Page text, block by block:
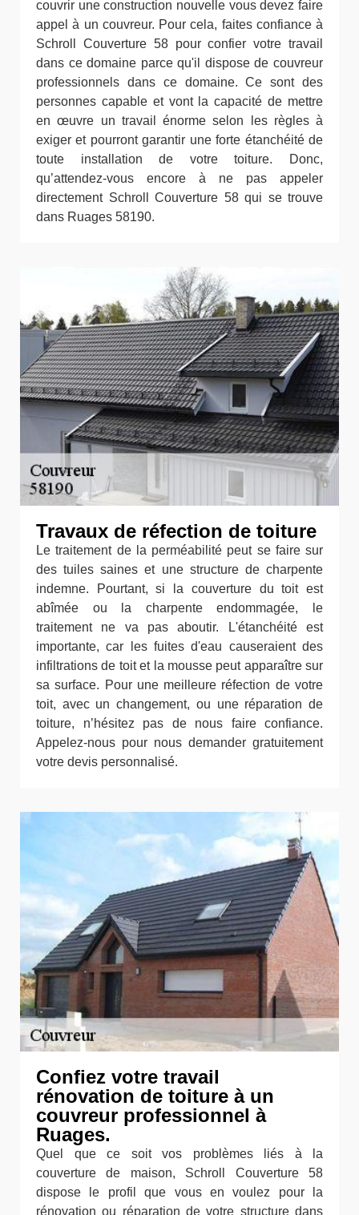
couvrir une construction nouvelle vous devez faire
appel à un couvreur. Pour cela, faites confiance à
Schroll Couverture 58 pour confier votre travail
dans ce domaine parce qu'il dispose de couvreur
professionnels dans ce domaine. Ce sont des
personnes capable et vont la capacité de mettre
en œuvre un travail énorme selon les règles à
exiger et pourront garantir une forte étanchéité de
toute installation de votre toiture. Donc,
qu’attendez-vous encore à ne pas appeler
directement Schroll Couverture 58 qui se trouve
dans Ruages 58190.
Travaux de réfection de toiture
Le traitement de la perméabilité peut se faire sur
des tuiles saines et une structure de charpente
indemne. Pourtant, si la couverture du toit est
abîmée ou la charpente endommagée, le
traitement ne va pas aboutir. L'étanchéité est
importante, car les fuites d'eau causeraient des
infiltrations de toit et la mousse peut apparaître sur
sa surface. Pour une meilleure réfection de votre
toit, avec un changement, ou une réparation de
toiture, n’hésitez pas de nous faire confiance.
Appelez-nous pour nous demander gratuitement
votre devis personnalisé.
Confiez votre travail
rénovation de toiture à un
couvreur professionnel à
Ruages.
Quel que ce soit vos problèmes liés à la
couverture de maison, Schroll Couverture 58
dispose le profil que vous en voulez pour la
rénovation ou réparation de votre structure dans